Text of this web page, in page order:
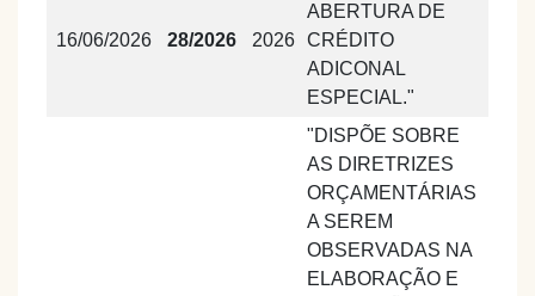
16/06/2026 28/2026 2026
ABERTURA DE
CRÉDITO
ADICONAL
ESPECIAL."
"DISPÕE SOBRE
AS DIRETRIZES
ORÇAMENTÁRIAS
A SEREM
OBSERVADAS NA
ELABORAÇÃO E